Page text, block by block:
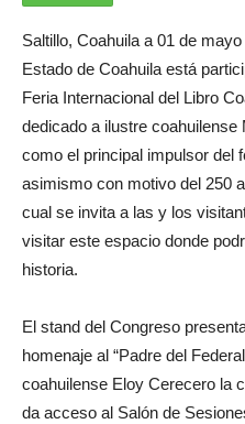
Saltillo, Coahuila a 01 de
Estado de Coahuila está
Feria Internacional del Libro
dedicado a ilustre
como el principal impulsor del
asimismo con motivo del 250
cual se invita a las y los
visitar este espacio donde
historia.
El stand del Congreso
homenaje al “Padre del
coahuilense Eloy Cerecero la
da acceso al Salón de